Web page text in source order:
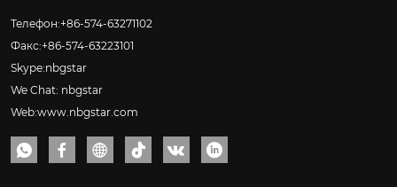
Телефон:+86-574-63271102
Факс:+86-574-63223101
Skype:nbgstar
We Chat: nbgstar
Web:www.nbgstar.com
     